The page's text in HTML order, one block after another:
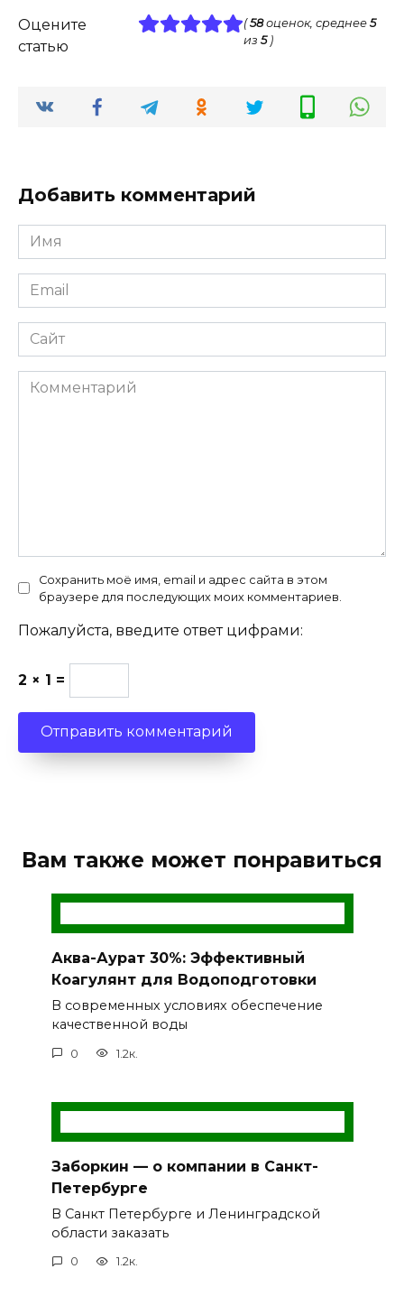
Оцените
статью
(58оценок, среднее5
из5)
Добавить комментарий
Имя
*
Email
*
Сайт
Комментарий
Сохранить моё имя, email и адрес сайта в этом
браузере для последующих моих комментариев.
Пожалуйста, введите ответ цифрами:
2 × 1 =
Вам также может понравиться
Аква-Аурат 30%: Эффективный
Коагулянт для Водоподготовки
В современных условиях обеспечение
качественной воды
0 1.2к.
Заборкин — о компании в Санкт-
Петербурге
В Санкт Петербурге и Ленинградской
области заказать
0 1.2к.